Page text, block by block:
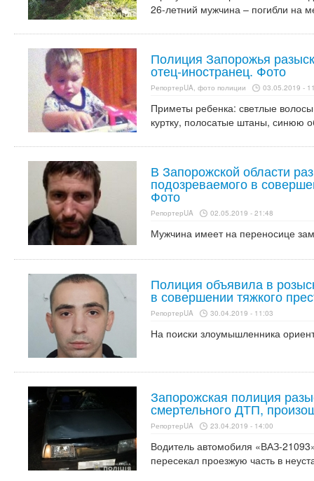
26-летний мужчина – погибли на
Полиция Запорожья
отец-иностранец. Фото
РепортерUA, фото полиции 03.05.2019 -
Приметы ребенка: светлые
куртку, полосатые штаны, синюю
В Запорожской области
подозреваемого в
Фото
РепортерUA 02.05.2019 - 21:48
Мужчина имеет на переносице
Полиция объявила в
в совершении тяжкого
РепортерUA 30.04.2019 - 11:03
На поиски злоумышленника
Запорожская полиция
смертельного ДТП,
РепортерUA 23.04.2019 - 14:00
Водитель автомобиля «ВАЗ-
пересекал проезжую часть в